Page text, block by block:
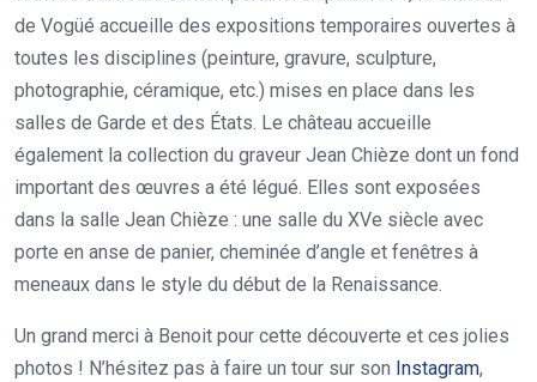
de Vogüé accueille des expositions temporaires ouvertes à
toutes les disciplines (peinture, gravure, sculpture,
photographie, céramique, etc.) mises en place dans les
salles de Garde et des États. Le château accueille
également la collection du graveur Jean Chièze dont un fond
important des œuvres a été légué. Elles sont exposées
dans la salle Jean Chièze : une salle du XVe siècle avec
porte en anse de panier, cheminée d’angle et fenêtres à
meneaux dans le style du début de la Renaissance.
Un grand merci à Benoit pour cette découverte et ces jolies
photos ! N’hésitez pas à faire un tour sur son Instagram,